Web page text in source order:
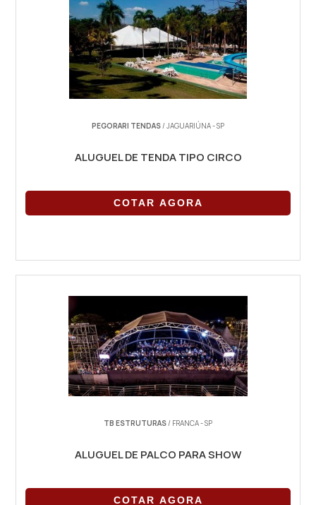
PEGORARI TENDAS/ JAGUARIÚNA - SP
ALUGUEL DE TENDA TIPO CIRCO
COTAR AGORA
TB ESTRUTURAS/ FRANCA - SP
ALUGUEL DE PALCO PARA SHOW
COTAR AGORA